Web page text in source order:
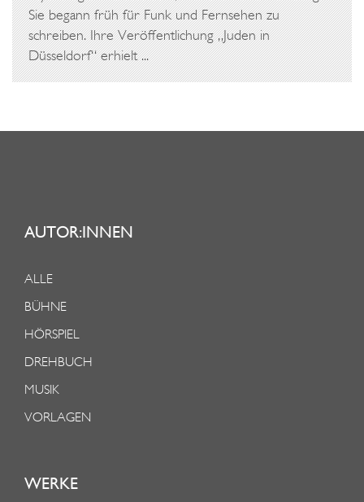
Sie begann früh für Funk und Fernsehen zu
schreiben. Ihre Veröffentlichung „Juden in
Düsseldorf“ erhielt ...
AUTOR:INNEN
ALLE
BÜHNE
HÖRSPIEL
DREHBUCH
MUSIK
VORLAGEN
WERKE